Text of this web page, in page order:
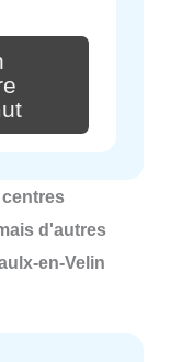
d'autres
en-Velin